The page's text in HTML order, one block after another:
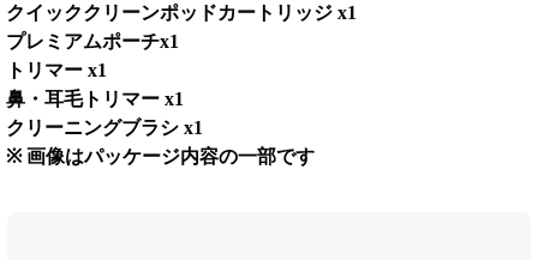
クイッククリーンポッドカートリッジ x1
プレミアムポーチx1
トリマー x1
鼻・耳毛トリマー x1
クリーニングブラシ x1
※ 画像はパッケージ内容の一部です